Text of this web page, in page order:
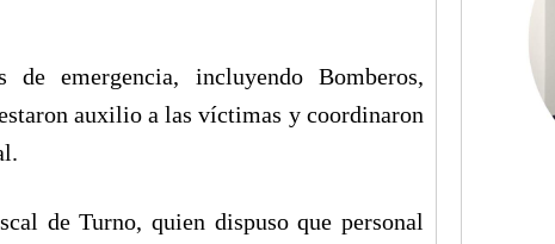
emergencia, incluyendo Bomberos,
auxilio a las víctimas y coordinaron
de Turno, quien dispuso que personal